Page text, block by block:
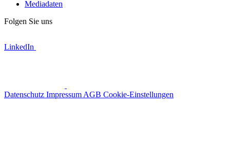
Mediadaten
Folgen Sie uns
LinkedIn
Datenschutz Impressum AGB Cookie-Einstellungen